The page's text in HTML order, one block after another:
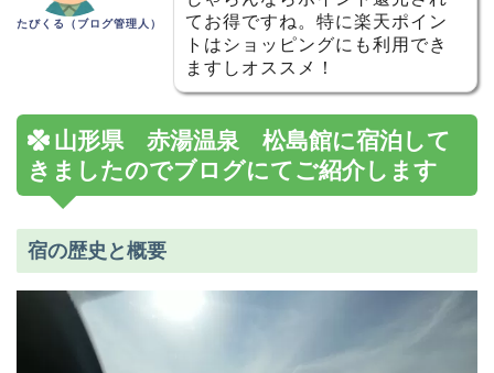
たびくる（ブログ管理人）
てお得ですね。特に楽天ポイン
トはショッピングにも利用でき
ますしオススメ！
山形県 赤湯温泉 松島館に宿泊して
きましたのでブログにてご紹介します
宿の歴史と概要